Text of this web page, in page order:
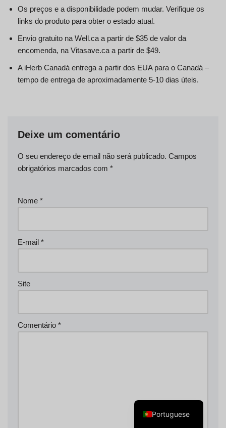
Os preços e a disponibilidade podem mudar. Verifique os
links do produto para obter o estado atual.
Envio gratuito na Well.ca a partir de $35 de valor da
encomenda, na Vitasave.ca a partir de $49.
A iHerb Canadá entrega a partir dos EUA para o Canadá –
tempo de entrega de aproximadamente 5-10 dias úteis.
Deixe um comentário
O seu endereço de email não será publicado. Campos
obrigatórios marcados com *
Nome *
E-mail *
Site
Comentário *
Portuguese
French
Italian